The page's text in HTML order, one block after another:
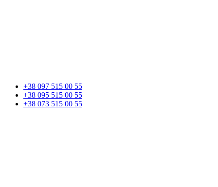
+38 097 515 00 55
+38 095 515 00 55
+38 073 515 00 55